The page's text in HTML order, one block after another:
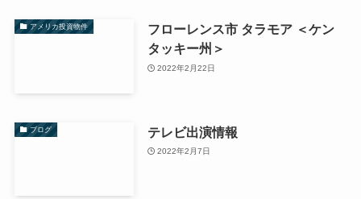
アメリカ投資物件
フローレンス市 タラモア ＜ケン
タッキー州＞
2022年2月22日
ブログ テレビ出演情報
2022年2月7日